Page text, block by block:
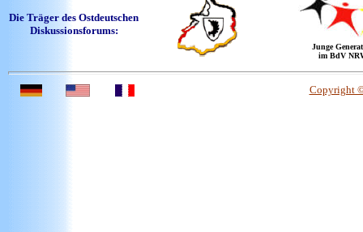
Die Träger des Ostdeutschen
Diskussionsforums:
Junge
im BdV
Copyright